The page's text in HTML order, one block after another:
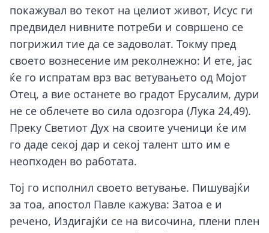
покажувал во текот на целиот живот, Исус ги
предвидел нивните потреби и совршено се
погрижил тие да се задоволат. Токму пред
своето вознесение им реколнежно: И ете, јас
ќе го испратам врз вас ветувањето од Мојот
Отец, а вие останете во градот Ерусалим, дури
не се облечете во сила одозгора (Лука 24,49).
Преку Светиот Дух на своите ученици ќе им
го даде секој дар и секој талент што им е
неопходен во работата.
Тој го исполнил своето ветување. Пишувајќи
за тоа, апостол Павле кажува: Затоа е и
речено, Издигајќи се на височина, плени плен